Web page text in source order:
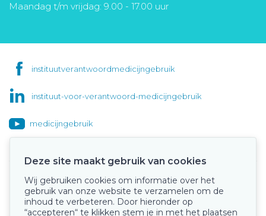
Maandag t/m vrijdag: 9.00 - 17.00 uur
instituutverantwoordmedicijngebruik
instituut-voor-verantwoord-medicijngebruik
medicijngebruik
Onze keurmerken
Deze site maakt gebruik van cookies
Wij gebruiken cookies om informatie over het
gebruik van onze website te verzamelen om de
inhoud te verbeteren. Door hieronder op
“accepteren“ te klikken stem je in met het plaatsen